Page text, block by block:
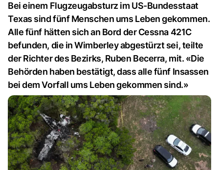
Bei einem Flugzeugabsturz im US-Bundesstaat
Texas sind fünf Menschen ums Leben gekommen.
Alle fünf hätten sich an Bord der Cessna 421C
befunden, die in Wimberley abgestürzt sei, teilte
der Richter des Bezirks, Ruben Becerra, mit. «Die
Behörden haben bestätigt, dass alle fünf Insassen
bei dem Vorfall ums Leben gekommen sind.»